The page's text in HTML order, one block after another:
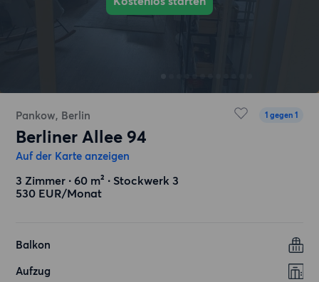
Pankow, Berlin 1 gegen 1
Berliner Allee 94
Auf der Karte anzeigen
3 Zimmer ∙ 60 m² ∙ Stockwerk 3
530 EUR/Monat
Balkon
Aufzug